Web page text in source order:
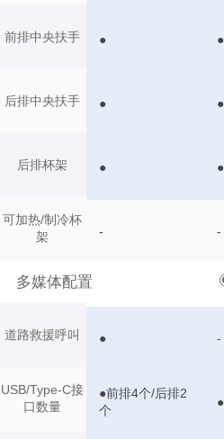
前排中央扶手
后排中央扶手
后排杯架
可加热/制冷杯
架
多媒体配置
道路救援呼叫
USB/Type-C接
口数量
● ●
● ●
● ●
- -
● -
●前排4个/后排2
个